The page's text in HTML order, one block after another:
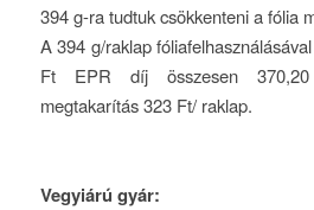
394 g-ra tudtuk csökkenteni a fólia
A 394 g/raklap
Ft EPR díj összesen
megtakarítás 323 Ft/ raklap.
Vegyiárú gyár: